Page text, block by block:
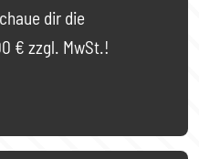
dir die
€ zzgl. MwSt.!